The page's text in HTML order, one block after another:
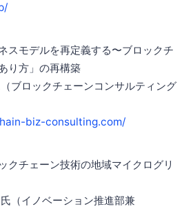
スモデルを再定義する〜ブロックチ
り方」の再構築
ブロックチェーンコンサルティング
biz-consulting.com/
クチェーン技術の地域マイクログリ
（イノベーション推進部兼